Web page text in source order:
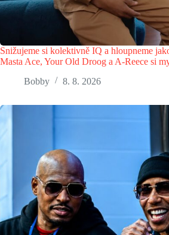
Snižujeme si kolektivně IQ a hloupneme
Masta Ace, Your Old Droog a A-Reece si
Bobby
8. 8. 2026